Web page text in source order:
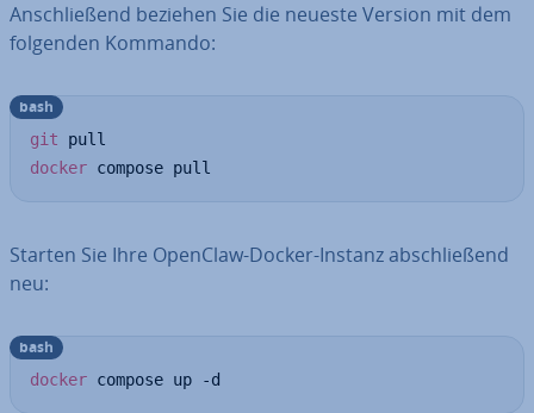
An­schlie­ßend beziehen Sie die neueste Version mit dem
folgenden Kommando:
git
docker compose pull
bash
Starten Sie Ihre OpenClaw-Docker-Instanz ab­schlie­ßend
neu:
docker compose up -d
bash